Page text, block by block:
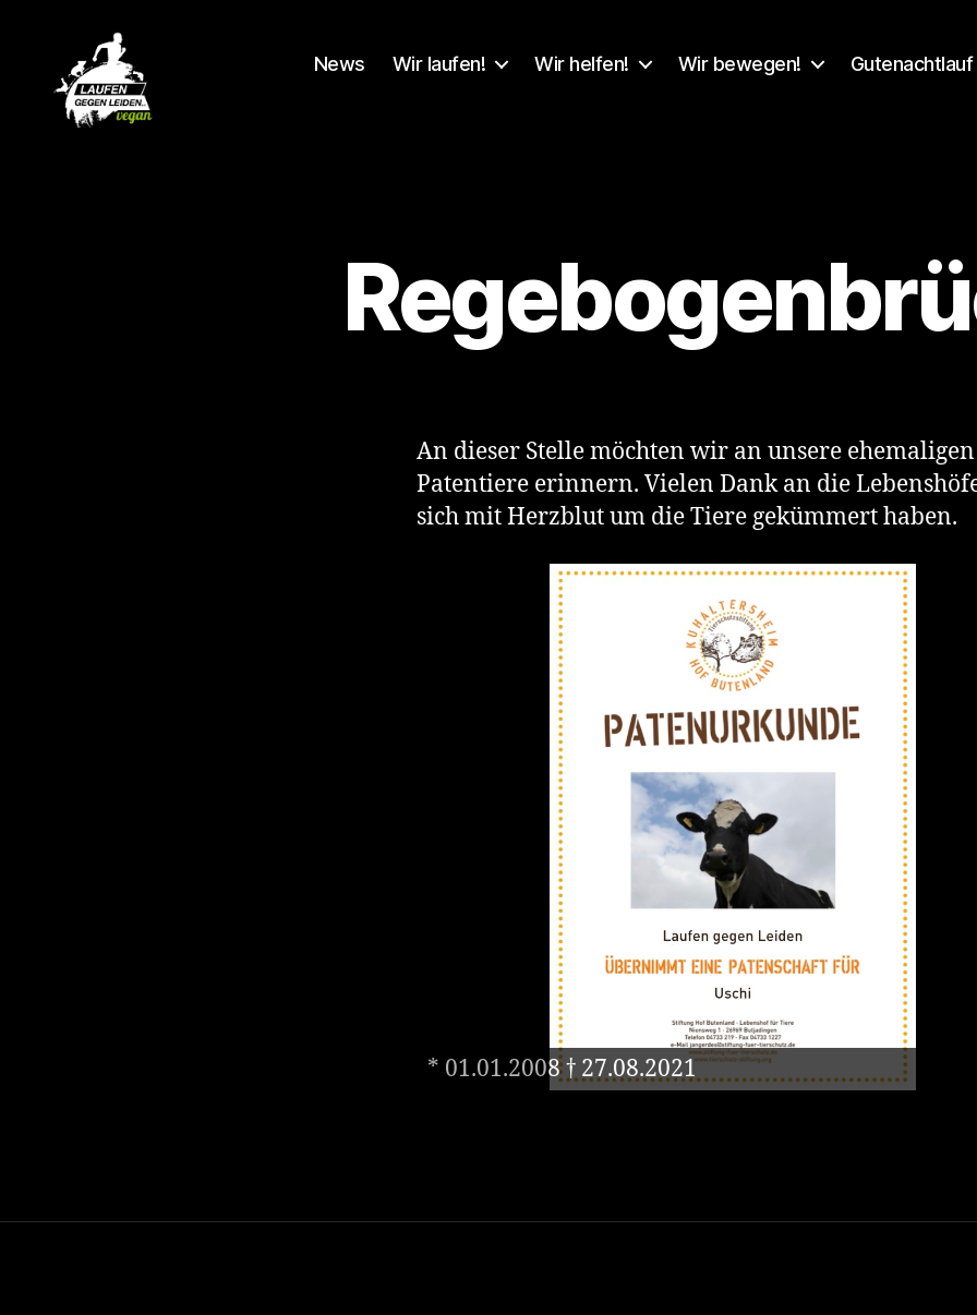
News Wir laufen! Wir helfen! Wir bewegen! Gutenachtlauf
An dieser Stelle möchten wir an unsere ehemaligen
Patentiere erinnern. Vielen Dank an die
sich mit Herzblut um die Tiere gekümmert haben.
* 01.01.2008 † 27.08.2021